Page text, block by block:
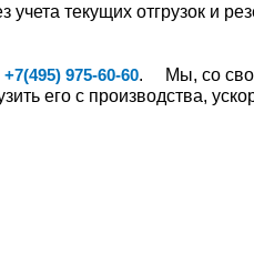
текущих отгрузок и
+7(495) 975-60-60. Мы, со
его с производства,